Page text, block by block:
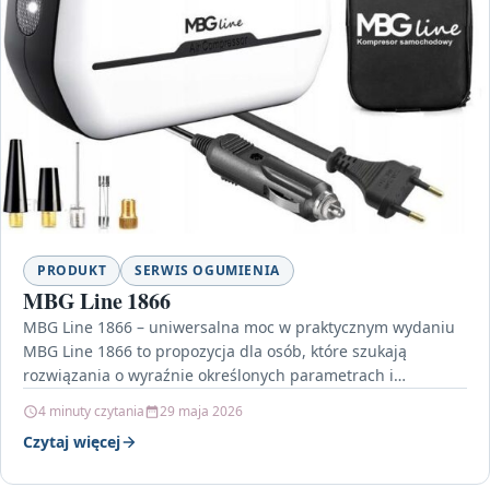
PRODUKT SERWIS OGUMIENIA
MBG Line 1866
MBG Line 1866 – uniwersalna moc w praktycznym wydaniu
MBG Line 1866 to propozycja dla osób, które szukają
rozwiązania o wyraźnie określonych parametrach i…
4 minuty czytania 29 maja 2026
Czytaj więcej